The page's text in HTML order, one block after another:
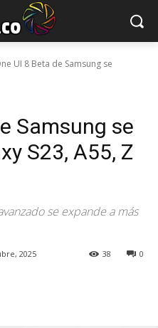
UI 8 Beta de Samsung se
Samsung se
S23, A55, Z
se expande a más
2025 0
38